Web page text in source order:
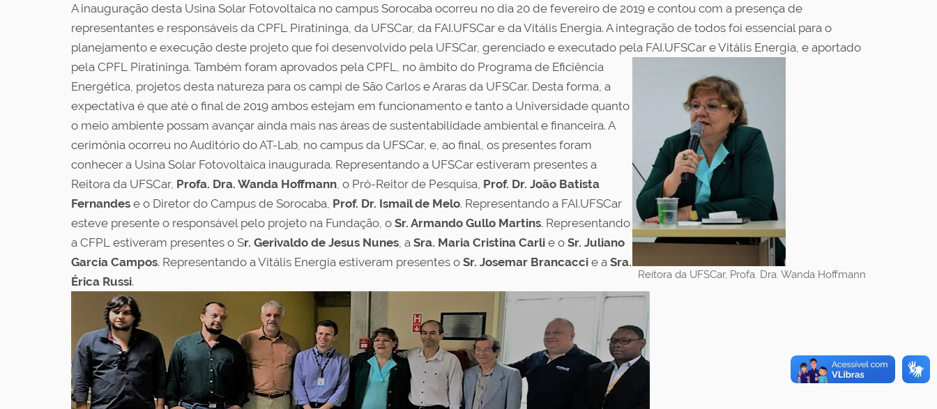
A inauguração desta Usina Solar Fotovoltaica no campus Sorocaba ocorreu no dia 20 de fevereiro de 2019 e contou com a presença de
representantes e responsáveis da CPFL Piratininga, da UFSCar, da FAI.UFSCar e da Vitális Energia. A integração de todos foi essencial para o
planejamento e execução deste projeto que foi desenvolvido pela UFSCar, gerenciado e executado pela FAI.UFSCar e Vitális Energia, e aportado
pela CPFL Piratininga.
Reitora da UFSCar, Profa. Dra. Wanda Hoffmann
Também foram aprovados pela CPFL, no âmbito do Programa de Eficiência
Energética, projetos desta natureza para os campi de São Carlos e Araras da UFSCar. Desta forma, a
expectativa é que até o final de 2019 ambos estejam em funcionamento e tanto a Universidade quanto
o meio ambiente possam avançar ainda mais nas áreas de sustentabilidade ambiental e financeira. A
cerimônia ocorreu no Auditório do AT-Lab, no campus da UFSCar, e, ao final, os presentes foram
conhecer a Usina Solar Fotovoltaica inaugurada. Representando a UFSCar estiveram presentes a
Reitora da UFSCar, Profa. Dra. Wanda Hoffmann , o Pró-Reitor de Pesquisa, Prof. Dr. João Batista
Fernandes e o Diretor do Campus de Sorocaba, Prof. Dr. Ismail de Melo. Representando a FAI.UFSCar
esteve presente o responsável pelo projeto na Fundação, o Sr. Armando Gullo Martins. Representando
a CFPL estiveram presentes o Sr. Gerivaldo de Jesus Nunes , a Sra. Maria Cristina Carli e o Sr. Juliano
Garcia Campos. Representando a Vitális Energia estiveram presentes o Sr. Josemar Brancacci e a Sra.
Érica Russi.